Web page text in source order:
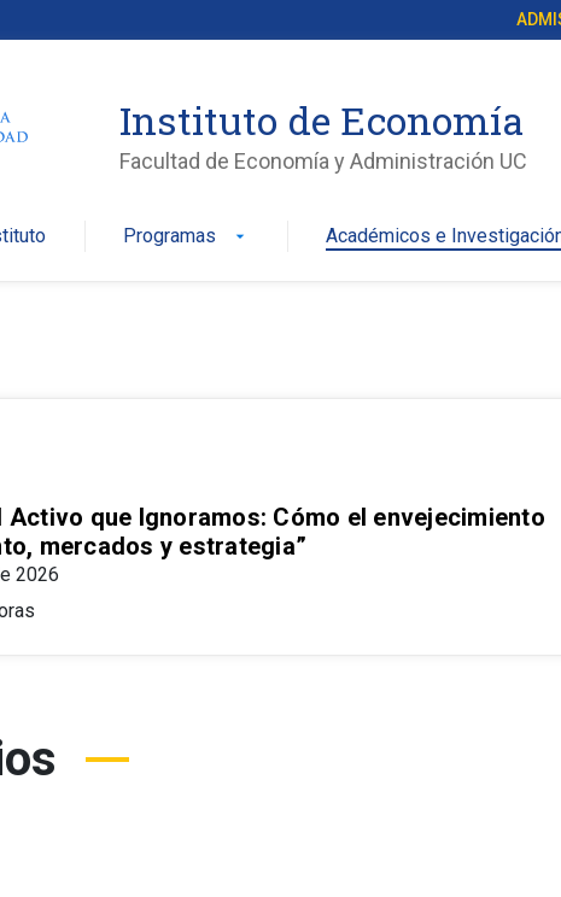
Instituto de Economía
Facultad de Economía y Administración UC
Programas arrow_drop_down Académicos e
Activo que Ignoramos: Cómo el envejecimiento
mercados y estrategia”
2026